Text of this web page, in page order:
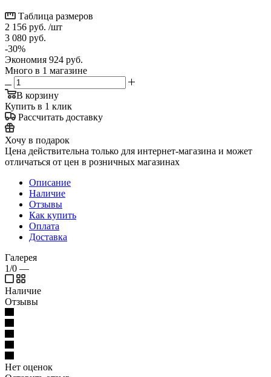
Таблица размеров
2 156 руб. /шт
3 080 руб.
-30%
Экономия 924 руб.
Много в 1 магазине
В корзину
Купить в 1 клик
Рассчитать доставку
Хочу в подарок
Цена действительна только для интернет-магазина и может
отличаться от цен в розничных магазинах
Описание
Наличие
Отзывы
Как купить
Оплата
Доставка
Галерея
1/0 —
Наличие
Отзывы
Нет оценок